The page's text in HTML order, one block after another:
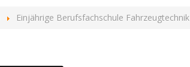
Einjährige Berufsfachschule Fahrzeugtechnik